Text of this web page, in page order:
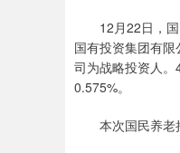
12月22日，国
国有投资集团有
司为战略投资人。
0.575%。
本次国民养老拟